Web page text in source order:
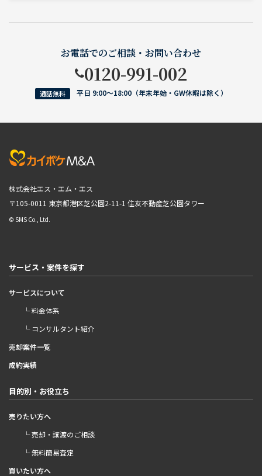
お電話でのご相談・お問い合わせ
0120-991-002
通話無料 平日 9:00〜18:00（年末年始・GW休暇は除く）
株式会社エス・エム・エス
〒105-0011 東京都港区芝公園2-11-1 住友不動産芝公園タワー
© SMS Co., Ltd.
サービス・案件を探す
サービスについて
└ 料金体系
└ コンサルタント紹介
売却案件一覧
成約実績
目的別・お役立ち
売りたい方へ
└ 売却・譲渡のご相談
└ 無料簡易査定
買いたい方へ